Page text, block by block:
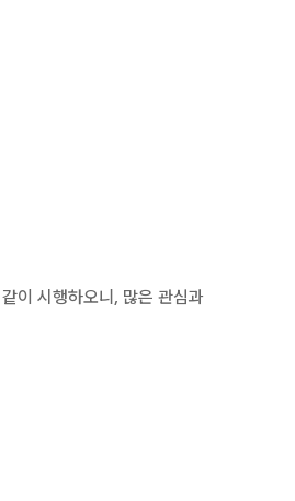
이 시행하오니, 많은 관심과